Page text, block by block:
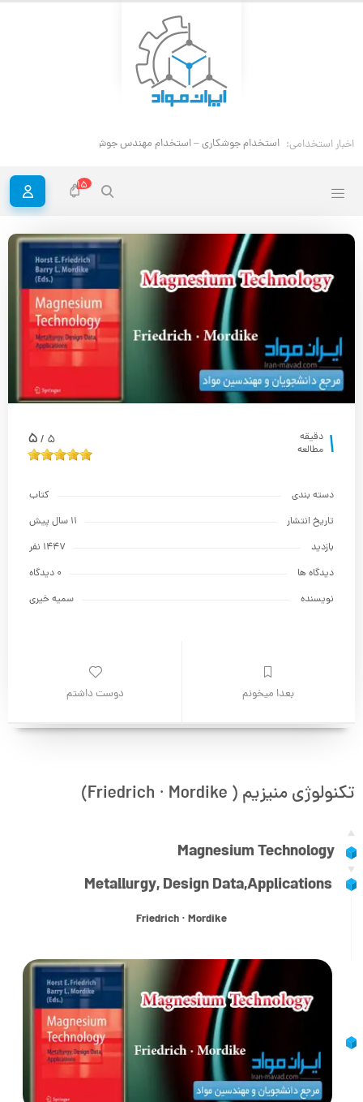
اخبار استخدامی: استخدام جوشکاری – استخدام مهندس جوش
15
1 دقیقه
مطالعه
5
/
5
دسته بندی
کتاب
تاریخ انتشار
11 سال پیش
بازدید
1447 نفر
دیدگاه ها
0 دیدگاه
نویسنده
سمیه خیری
بعدا میخونم دوست داشتم
تکنولوژی منیزیم ( Friedrich · Mordike)
Magnesium Technology
Metallurgy, Design Data,Applications
Friedrich · Mordike